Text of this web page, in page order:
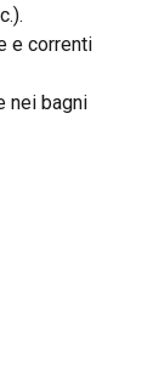
e correnti
nei bagni